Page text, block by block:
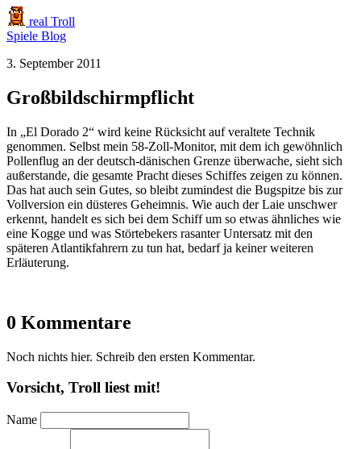
real Troll
Spiele Blog
3. September 2011
Großbildschirmpflicht
In „El Dorado 2“ wird keine Rücksicht auf veraltete Technik
genommen. Selbst mein 58-Zoll-Monitor, mit dem ich gewöhnlich
Pollenflug an der deutsch-dänischen Grenze überwache, sieht sich
außerstande, die gesamte Pracht dieses Schiffes zeigen zu können.
Das hat auch sein Gutes, so bleibt zumindest die Bugspitze bis zur
Vollversion ein düsteres Geheimnis. Wie auch der Laie unschwer
erkennt, handelt es sich bei dem Schiff um so etwas ähnliches wie
eine Kogge und was Störtebekers rasanter Untersatz mit den
späteren Atlantikfahrern zu tun hat, bedarf ja keiner weiteren
Erläuterung.
0 Kommentare
Noch nichts hier. Schreib den ersten Kommentar.
Vorsicht, Troll liest mit!
Name